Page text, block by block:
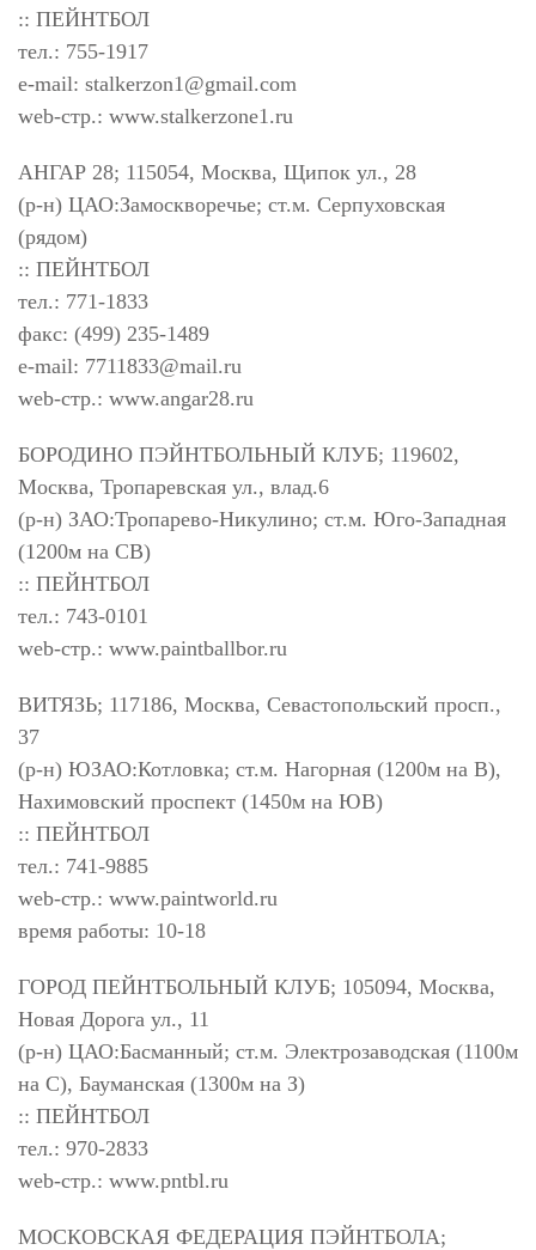
:: ПЕЙНТБОЛ
тел.: 755-1917
e-mail: stalkerzon1@gmail.com
web-стр.: www.stalkerzone1.ru
АНГАР 28; 115054, Москва, Щипок ул., 28
(р-н) ЦАО:Замоскворечье; ст.м. Серпуховская
(рядом)
:: ПЕЙНТБОЛ
тел.: 771-1833
факс: (499) 235-1489
e-mail: 7711833@mail.ru
web-стр.: www.angar28.ru
БОРОДИНО ПЭЙНТБОЛЬНЫЙ КЛУБ; 119602,
Москва, Тропаревская ул., влад.6
(р-н) ЗАО:Тропарево-Никулино; ст.м. Юго-Западная
(1200м на СВ)
:: ПЕЙНТБОЛ
тел.: 743-0101
web-стр.: www.paintballbor.ru
ВИТЯЗЬ; 117186, Москва, Севастопольский просп.,
37
(р-н) ЮЗАО:Котловка; ст.м. Нагорная (1200м на В),
Нахимовский проспект (1450м на ЮВ)
:: ПЕЙНТБОЛ
тел.: 741-9885
web-стр.: www.paintworld.ru
время работы: 10-18
ГОРОД ПЕЙНТБОЛЬНЫЙ КЛУБ; 105094, Москва,
Новая Дорога ул., 11
(р-н) ЦАО:Басманный; ст.м. Электрозаводская (1100м
на С), Бауманская (1300м на З)
:: ПЕЙНТБОЛ
тел.: 970-2833
web-стр.: www.pntbl.ru
МОСКОВСКАЯ ФЕДЕРАЦИЯ ПЭЙНТБОЛА;